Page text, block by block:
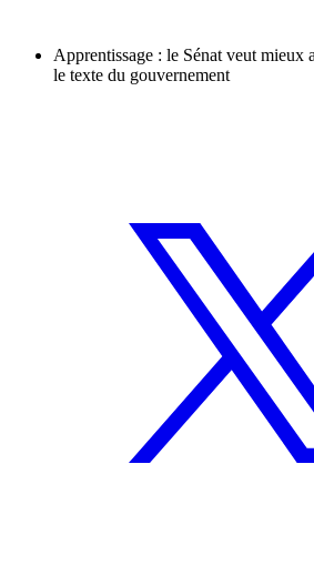
Apprentissage : le Sénat veut mieux
le texte du gouvernement